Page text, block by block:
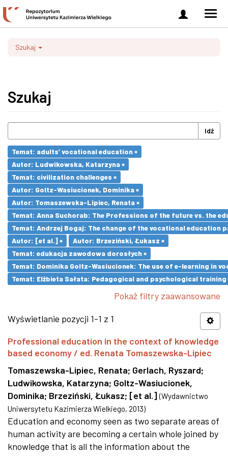
Zaloguj
się
Szukaj
Szukaj
Idź
Temat: adults’ vocational education ×
Autor: Ludwikowska, Katarzyna ×
Temat: civilization challenges ×
Autor: Goltz-Wasiucionek, Dominika ×
Autor: Tomaszewska-Lipiec, Renata ×
Temat: Anna Suchorab: The Professions of the future vs. the
Temat: Andrzej Bogaj: The change of the vocational education
Autor: [et al.] ×
Autor: Brzeziński, Łukasz ×
Temat: edukacja zawodowa dorosłych ×
Temat: Dominika Goltz-Wasiucionek: The use of e-learning in
Temat: Elżbieta Sałata: Pedagogical and psychological
Pokaż filtry zaawansowane
Wyświetlanie pozycji 1-1 z 1
Professional education in the context of knowledge
based economy / ed. Renata Tomaszewska-Lipiec
Tomaszewska-Lipiec, Renata; Gerlach, Ryszard;
Ludwikowska, Katarzyna; Goltz-Wasiucionek,
Dominika; Brzeziński, Łukasz; [et al.] (Wydawnictwo
Uniwersytetu Kazimierza Wielkiego, 2013)
Education and economy seen as two separate areas of
human activity are becoming a certain whole joined by
knowledge that is all the information about the